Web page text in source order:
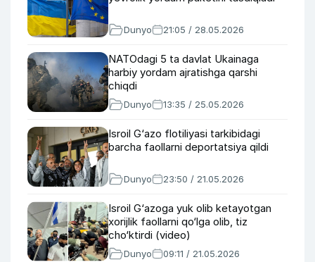
Dunyo 21:05 / 28.05.2026
NATOdagi 5 ta davlat Ukainaga
harbiy yordam ajratishga qarshi
chiqdi
Dunyo 13:35 / 25.05.2026
Isroil G‘azo flotiliyasi tarkibidagi
barcha faollarni deportatsiya qildi
Dunyo 23:50 / 21.05.2026
Isroil G‘azoga yuk olib ketayotgan
xorijlik faollarni qo‘lga olib, tiz
cho‘ktirdi (video)
Dunyo 09:11 / 21.05.2026